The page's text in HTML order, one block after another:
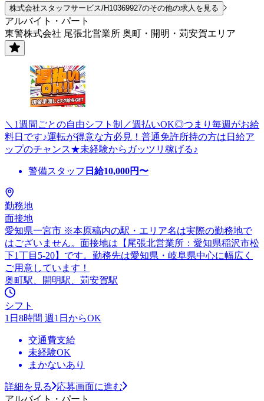
株式会社スタッフサービス/H10369927のその他の求人を見る
アルバイト・パート
東警株式会社 尾張北営業所 奥町・開明・苅安賀エリア
＼1週間ごとの自由シフト制／週払いOK◎つまり毎週がお給
料日です♪運転が得意な方必見！普通免許所持の方は日給ア
ップのチャンス★未経験からガッツリ稼げる♪
警備スタッフ 日給10,000円〜
勤務地
面接地
愛知県一宮市 ※本原稿内の駅・エリア名は実際の勤務地で
はございません。面接地は【尾張北営業所：愛知県稲沢市松
下1丁目5-20】です。勤務先は愛知県・岐阜県中心に幅広く
ご用意しています！
奥町駅、開明駅、苅安賀駅
シフト
1日8時間 週1日からOK
交通費支給
未経験OK
まかないあり
詳細を見る
応募画面に進む
アルバイト・パート